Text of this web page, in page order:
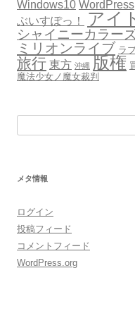
Windows10 WordPress
ぶいすぽっ！ アイ
シャイニーカラー
ミリオンライブ ラ
旅行 東方 沖縄 版権
魔法少女ノ魔女裁判
メタ情報
ログイン
投稿フィード
コメントフィード
WordPress.org